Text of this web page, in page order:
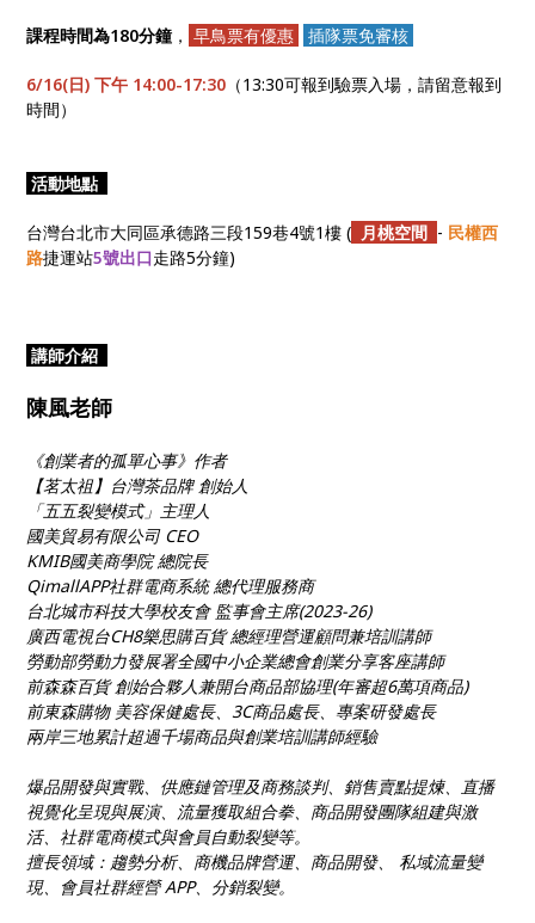
課程時間為180分鐘 ， 早鳥票有優惠 插隊票免審核
6/16(日) 下午 14:00-17:30 （13:30可報到驗票入場，請留意報到
時間）
活動地點
台灣台北市大同區承德路三段159巷4號1樓 ( 月桃空間 - 民權西
路捷運站5號出口走路5分鐘)
講師介紹
陳風老師
《創業者的孤單心事》作者
【茗太祖】台灣茶品牌 創始人
「五五裂變模式」主理人
國美貿易有限公司 CEO
KMIB國美商學院 總院長
QimallAPP社群電商系統 總代理服務商
台北城市科技大學校友會 監事會主席(2023-26)
廣西電視台CH8樂思購百貨 總經理營運顧問兼培訓講師
勞動部勞動力發展署全國中小企業總會創業分享客座講師
前森森百貨 創始合夥人兼開台商品部協理(年審超6萬項商品)
前東森購物 美容保健處長、3C商品處長、專案研發處長
兩岸三地累計超過千場商品與創業培訓講師經驗
爆品開發與實戰、供應鏈管理及商務談判、銷售賣點提煉、直播
視覺化呈現與展演、流量獲取組合拳、商品開發團隊組建與激
活、社群電商模式與會員自動裂變等。
擅長領域：趨勢分析、商機品牌營運、商品開發、 私域流量變
現、會員社群經營 APP、分銷裂變。